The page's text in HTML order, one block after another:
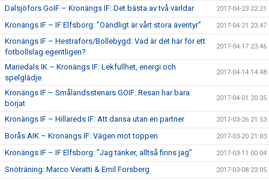
Dalsjöfors GoIF – Kronängs IF: Det bästa av två världar 2017-04-23 22:21
Kronängs IF – IF Elfsborg: ”Oändligt är vårt stora äventyr” 2017-04-21 23:47
Kronängs IF – Hestrafors/Bollebygd: Vad är det här för ett
fotbollslag egentligen?
2017-04-17 23:46
Mariedals IK – Kronängs IF: Lekfullhet, energi och
spelglädje
2017-04-14 14:48
Kronängs IF – Smålandsstenars GOIF: Resan har bara
börjat
2017-04-01 20:35
Kronängs IF – Hillareds IF: Att dansa utan en partner 2017-03-26 21:53
Borås AIK – Kronängs IF: Vägen mot toppen 2017-03-20 21:03
Kronängs IF – IF Elfsborg: ”Jag tänker, alltså finns jag” 2017-03-11 00:04
Snöträning: Marco Veratti & Emil Forsberg 2017-03-08 23:05